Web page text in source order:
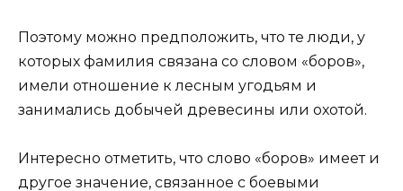
Поэтому можно предположить, что те люди, у
которых фамилия связана со словом «боров»,
имели отношение к лесным угодьям и
занимались добычей древесины или охотой.
Интересно отметить, что слово «боров» имеет и
другое значение, связанное с боевыми